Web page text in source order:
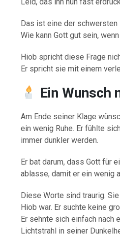
Das ist eine der schwersten
Wie kann Gott gut sein,
Hiob spricht diese Frage
Er spricht sie mit einem
Ein Wunsch
Am Ende seiner Klage
ein wenig Ruhe. Er fühlte
immer dunkler werden.
Er bat darum, dass Gott für
ablasse, damit er ein wenig
Diese Worte sind traurig.
Hiob war. Er suchte keine
Er sehnte sich einfach nach
Lichtstrahl in seiner